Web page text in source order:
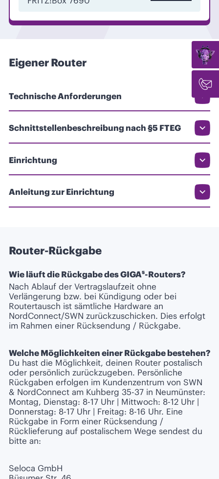
Eigener Router
Technische Anforderungen
Schnittstellenbeschreibung nach §5 FTEG
Einrichtung
Anleitung zur Einrichtung
Router-Rückgabe
Wie läuft die Rückgabe des GIGA⁵-Routers?
Nach Ablauf der Vertragslaufzeit ohne
Verlängerung bzw. bei Kündigung oder bei
Routertausch ist sämtliche Hardware an
NordConnect/SWN zurückzuschicken. Dies erfolgt
im Rahmen einer Rücksendung / Rückgabe.
Welche Möglichkeiten einer Rückgabe bestehen?
Du hast die Möglichkeit, deinen Router postalisch
oder persönlich zurückzugeben. Persönliche
Rückgaben erfolgen im Kundenzentrum von SWN
& NordConnect am Kuhberg 35-37 in Neumünster:
Montag, Dienstag: 8-17 Uhr | Mittwoch: 8-12 Uhr |
Donnerstag: 8-17 Uhr | Freitag: 8-16 Uhr. Eine
Rückgabe in Form einer Rücksendung /
Rücklieferung auf postalischem Wege sendest du
bitte an:
Seloca GmbH